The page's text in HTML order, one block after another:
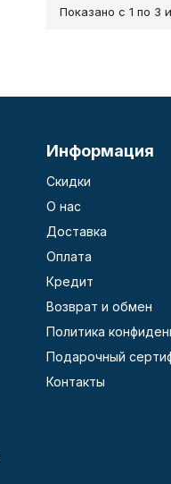
Показано с 1 по 3
Информация
Скидки
О нас
Доставка
Оплата
Кредит
Возврат и обмен
Политика
Подарочный
Контакты